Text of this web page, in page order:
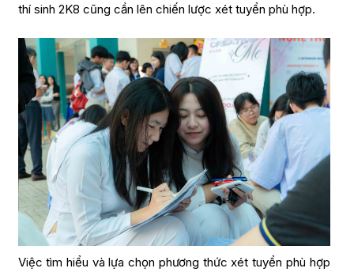
thí sinh 2K8 cũng cần lên chiến lược xét tuyển phù hợp.
Việc tìm hiểu và lựa chọn phương thức xét tuyển phù hợp